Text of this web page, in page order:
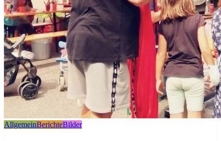
AllgemeinBerichteBilder